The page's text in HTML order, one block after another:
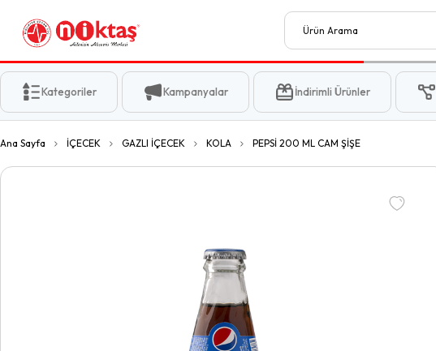
Kategoriler Kampanyalar İndirimli Ürünler
Ana Sayfa İÇECEK GAZLI İÇECEK KOLA PEPSİ 200 ML CAM ŞİŞE